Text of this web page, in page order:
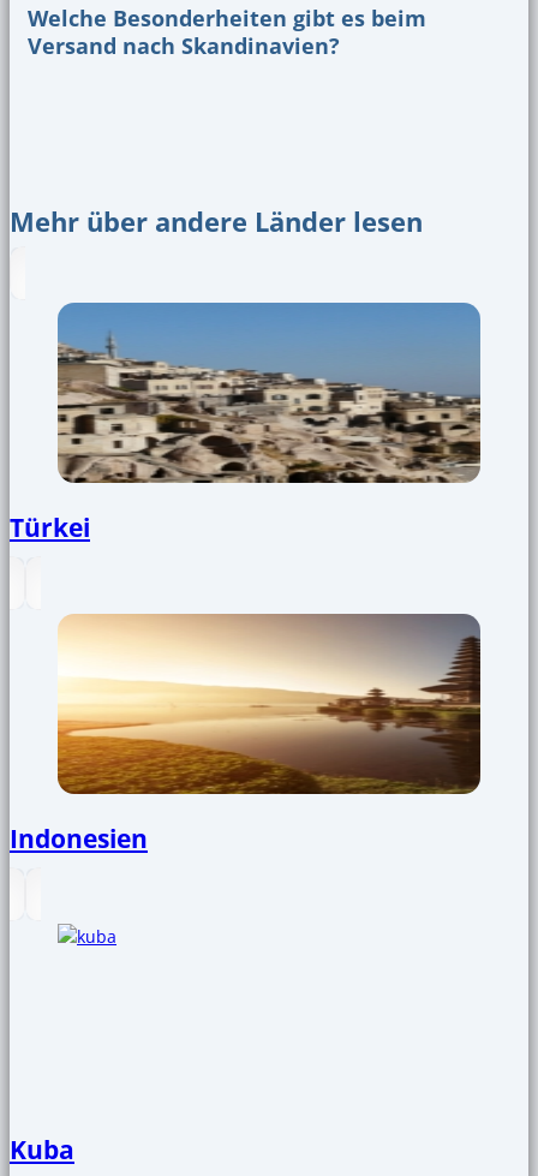
Welche Besonderheiten gibt es beim
Versand nach Skandinavien?
Mehr über andere Länder lesen
Türkei
Indonesien
Kuba